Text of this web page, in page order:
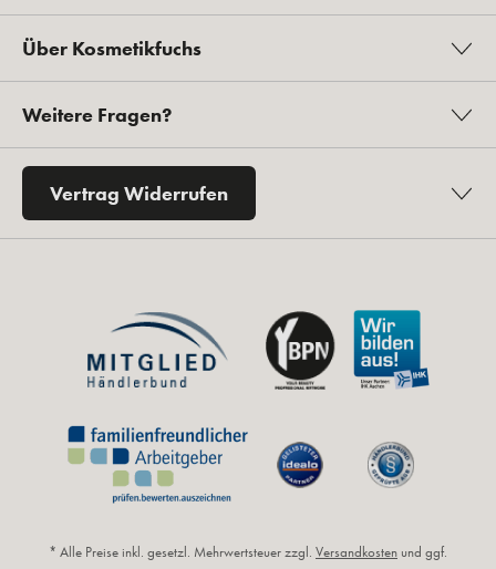
Über Kosmetikfuchs
Weitere Fragen?
Vertrag Widerrufen
* Alle Preise inkl. gesetzl. Mehrwertsteuer zzgl. Versandkosten und ggf.